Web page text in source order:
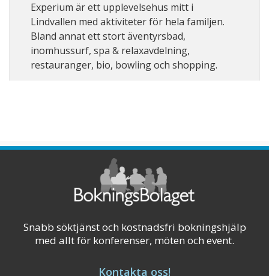
Experium är ett upplevelsehus mitt i
Lindvallen med aktiviteter för hela familjen.
Bland annat ett stort äventyrsbad,
inomhussurf, spa & relaxavdelning,
restauranger, bio, bowling och shopping.
Snabb söktjänst och kostnadsfri bokningshjälp
med allt för konferenser, möten och event.
Kontakta oss!